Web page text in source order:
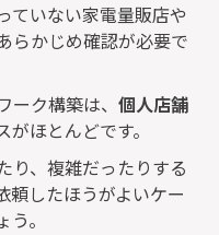
ていない家電量販店や
らかじめ確認が必要で
ク構築は、 個人店舗
がほとんどです。
り、複雑だったりする
頼したほうがよいケー
。